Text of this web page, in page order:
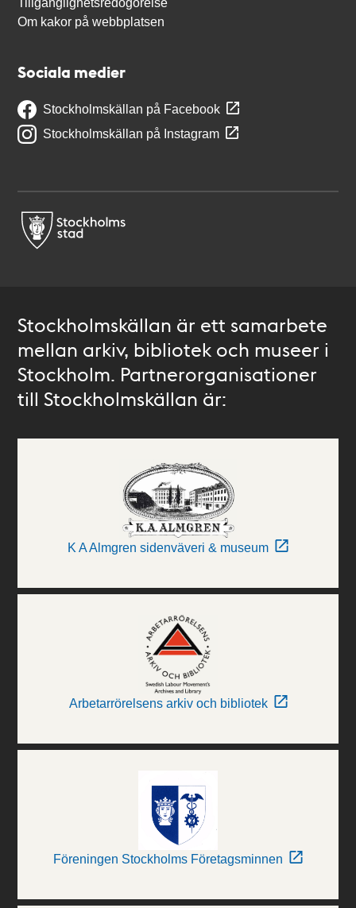
Tillgänglighetsredogörelse
Om kakor på webbplatsen
Sociala medier
Stockholmskällan på Facebook
Stockholmskällan på Instagram
Stockholmskällan är ett samarbete
mellan arkiv, bibliotek och museer i
Stockholm. Partnerorganisationer
till Stockholmskällan är:
K A Almgren sidenväveri & museum
Arbetarrörelsens arkiv och bibliotek
Föreningen Stockholms Företagsminnen